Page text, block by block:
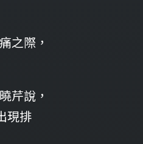
之際，
芹說，
現排